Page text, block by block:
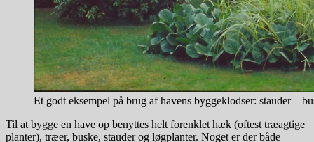
Et godt eksempel på brug af havens byggeklodser: stauder –
Til at bygge en have op benyttes helt forenklet hæk (oftest træagtige
planter), træer, buske, stauder og løgplanter. Noget er der både